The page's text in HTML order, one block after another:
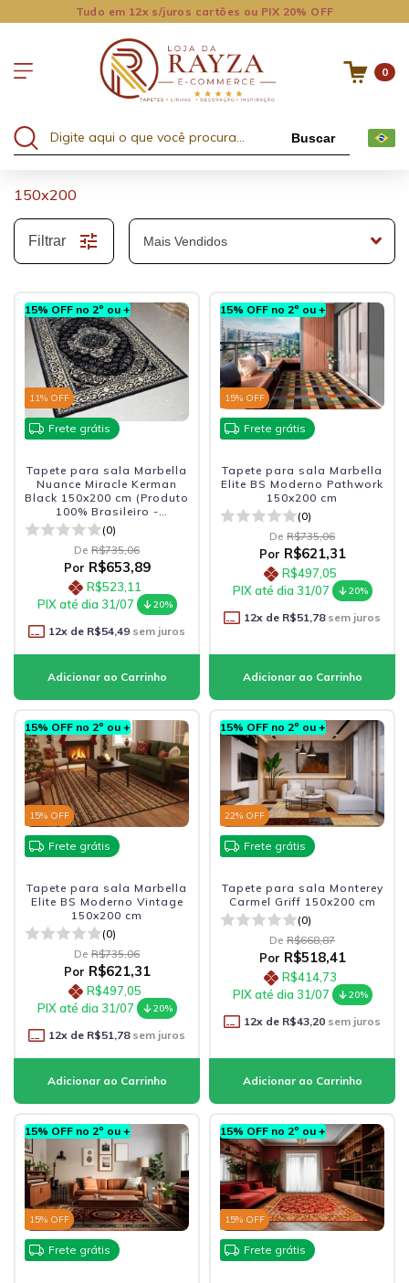
Tudo em 12x s/juros cartões ou PIX 20% OFF
0
Buscar
150x200
Filtrar
15% OFF no 2º ou +
11% OFF
Frete grátis
Tapete para sala Marbella
Nuance Miracle Kerman
Black 150x200 cm (Produto
100% Brasileiro -
Fabricacao Nacional)
(0)
De R$735,06
Por R$653,89
R$523,11
PIX até dia 31/07
20%
12x de R$54,49 sem juros
15% OFF no 2º ou +
15% OFF
Frete grátis
Tapete para sala Marbella
Elite BS Moderno Pathwork
150x200 cm
(0)
De R$735,06
Por R$621,31
R$497,05
PIX até dia 31/07
20%
12x de R$51,78sem juros
15% OFF no 2º ou +
15% OFF
Frete grátis
Tapete para sala Marbella
Elite BS Moderno Vintage
150x200 cm
(0)
De R$735,06
Por R$621,31
R$497,05
PIX até dia 31/07
20%
12x de R$51,78sem juros
15% OFF no 2º ou +
22% OFF
Frete grátis
Tapete para sala Monterey
Carmel Griff 150x200 cm
(0)
De R$668,87
Por R$518,41
R$414,73
PIX até dia 31/07
20%
12x de R$43,20 sem juros
15% OFF no 2º ou +
15% OFF
Frete grátis
15% OFF no 2º ou +
15% OFF
Frete grátis